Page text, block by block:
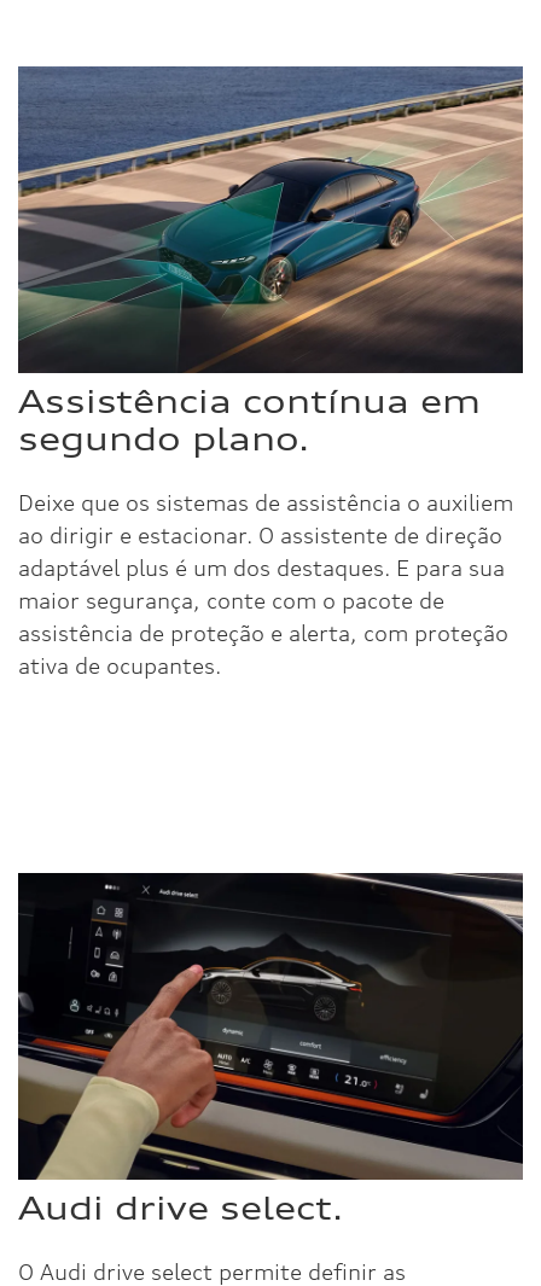
Assistência contínua em
segundo plano.
Deixe que os sistemas de assistência o auxiliem
ao dirigir e estacionar. O assistente de direção
adaptável plus é um dos destaques. E para sua
maior segurança, conte com o pacote de
assistência de proteção e alerta, com proteção
ativa de ocupantes.
Audi drive select.
O Audi drive select permite definir as